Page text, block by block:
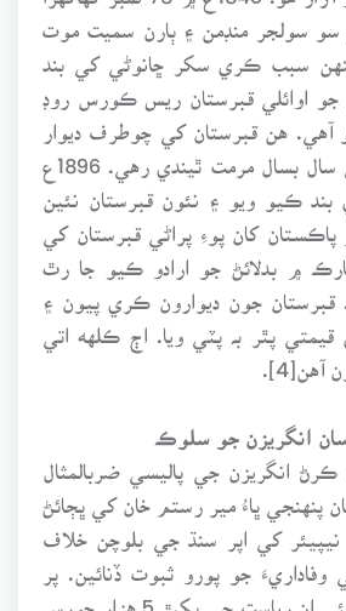
سو سولجر منڊمن ۽ ٻارن سميت موت
سبب ڪري سکر ڇانوڻي کي بند
گورن جو اوائلي قبرستان ريس ڪورس روڊ
آهي. هن قبرستان کي چوطرف ديوار
ڪيو ويو ۽ نئون قبرستان نئين
کان پوءِ پراڻي قبرستان کي
۾ بدلائڻ جو ارادو ڪيو جا رٿ
جون ديوارون ڪري پيون ۽
قيمتي پٿر بہ پٽي ويا. اڄ ڪلهه اتي
آهن[4].
سان انگريزن جو سلوڪ
انگريزن جي پاليسي ضربالمثال
پنهنجي ڀاءُ مير رستم خان کي ڀڄائڻ
کي اپر سنڌ جي بلوچن خلاف
جو پورو ثبوت ڏنائين. پر
وٽس جيڪا جاگير هئي ان رياست جي پکيڙ 5 هزار چورس